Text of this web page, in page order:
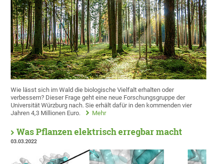
Wie lässt sich im Wald die biologische Vielfalt erhalten oder
verbessern? Dieser Frage geht eine neue Forschungsgruppe der
Universität Würzburg nach. Sie erhält dafür in den kommenden vier
Jahren 4,3 Millionen Euro.
Mehr
Was Pflanzen elektrisch erregbar macht
03.03.2022